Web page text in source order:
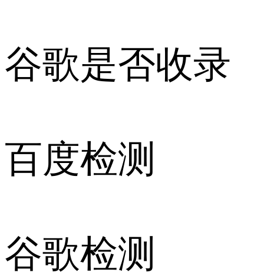
谷歌是否收录
百度检测
谷歌检测